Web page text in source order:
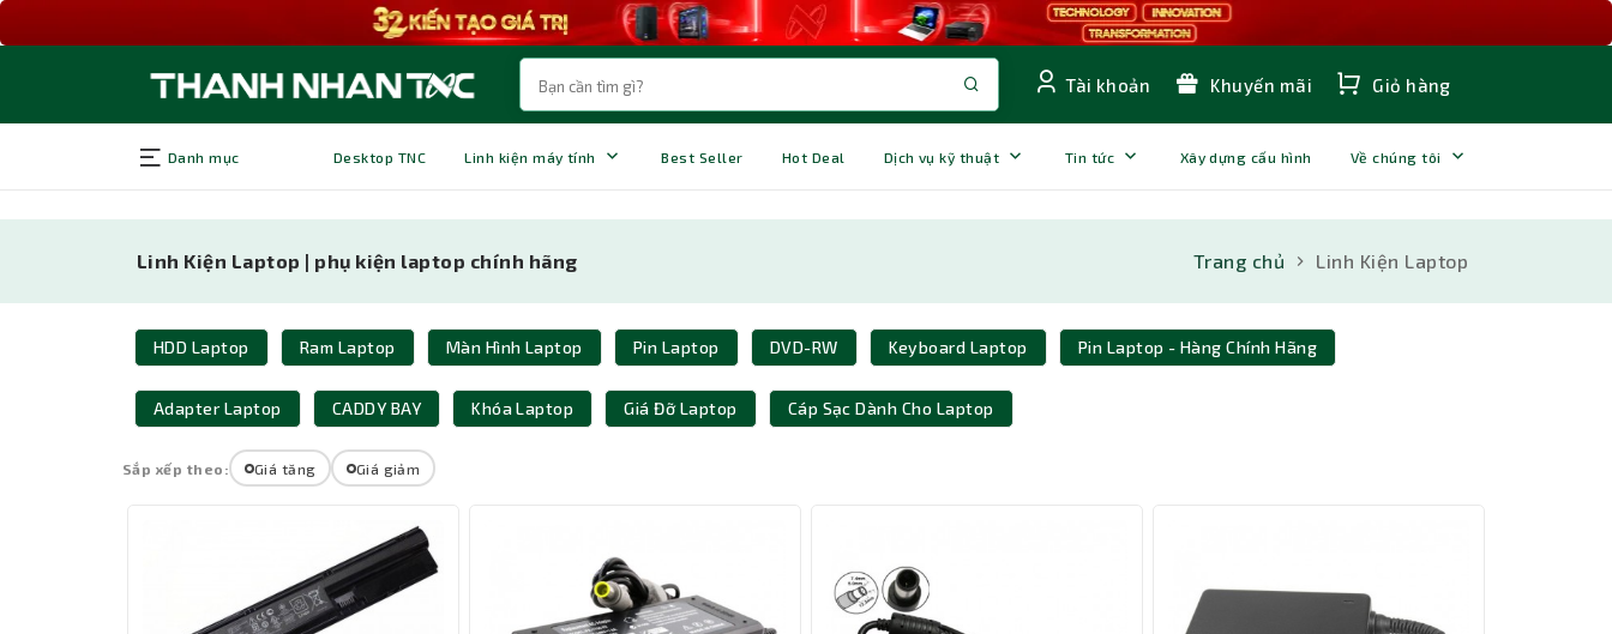
Tài khoản Khuyến mãi Giỏ hàng
Danh mục Desktop TNC Linh kiện máy tính Best Seller Hot Deal Dịch vụ kỹ thuật Tin tức Xây dựng cấu hình Về chúng tôi
Linh Kiện Laptop | phụ kiện laptop chính hãng Trang chủ Linh Kiện Laptop
HDD Laptop Ram Laptop Màn Hình Laptop Pin Laptop DVD-RW Keyboard Laptop Pin Laptop - Hàng Chính Hãng
Adapter Laptop CADDY BAY Khóa Laptop Giá Đỡ Laptop Cáp Sạc Dành Cho Laptop
Sắp xếp theo: Giá tăng Giá giảm